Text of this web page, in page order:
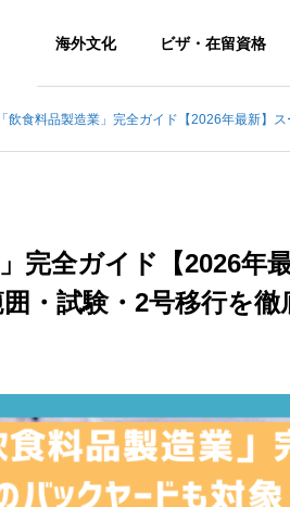
海外文化 ビザ・在留資格
飲食料品製造業」完全ガイド【2026年最新】
完全ガイド【2026年
・試験・2号移行を徹